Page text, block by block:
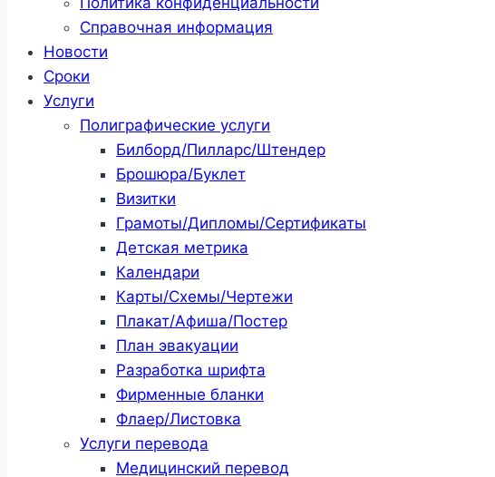
Справочная информация
Новости
Сроки
Услуги
Полиграфические услуги
Билборд/Пилларс/Штендер
Брошюра/Буклет
Визитки
Грамоты/Дипломы/Сертификаты
Детская метрика
Календари
Карты/Схемы/Чертежи
Плакат/Афиша/Постер
План эвакуации
Разработка шрифта
Фирменные бланки
Флаер/Листовка
Услуги перевода
Медицинский перевод